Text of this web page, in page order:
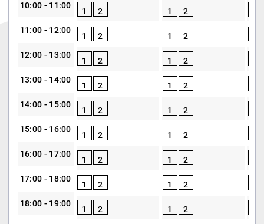
10:00 - 11:00
11:00 - 12:00
12:00 - 13:00
13:00 - 14:00
14:00 - 15:00
15:00 - 16:00
16:00 - 17:00
17:00 - 18:00
18:00 - 19:00
1 2 1 2
1 2 1 2
1 2 1 2
1 2 1 2
1 2 1 2
1 2 1 2
1 2 1 2
1 2 1 2
1 2 1 2